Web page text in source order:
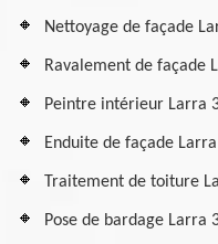
Nettoyage de façade
Ravalement de façade
Peintre intérieur Larra
Enduite de façade
Traitement de toiture
Pose de bardage Larra